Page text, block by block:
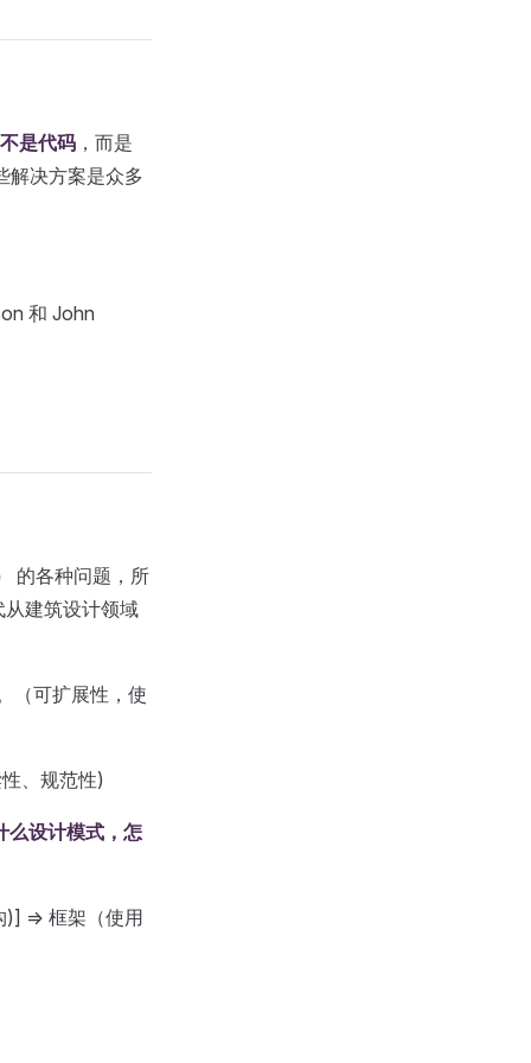
是代码 ，而是
解决方案是众多
和 John
的各种问题，所
从建筑设计领域
（可扩展性，使
、规范性)
么设计模式，怎
=> 框架（使用